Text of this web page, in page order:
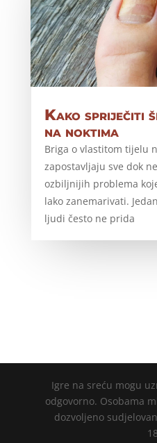
Kako spriječiti
na noktima
Briga o vlastitom tijelu
zapostavljaju sve dok
ozbiljnijih problema
lako zanemarivati.
ljudi često ne prida
Igre na sreću mogu
odgovorno. Osobama
dozvoljeno